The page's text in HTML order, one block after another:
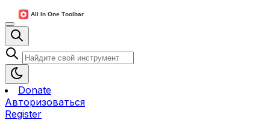
Donate
Авторизоваться
Register